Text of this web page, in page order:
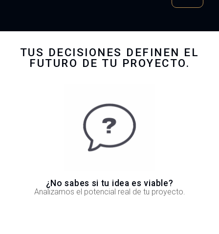
TUS DECISIONES DEFINEN EL
FUTURO DE TU PROYECTO.
¿No sabes si tu idea es viable?
Analizamos el potencial real de tu proyecto.